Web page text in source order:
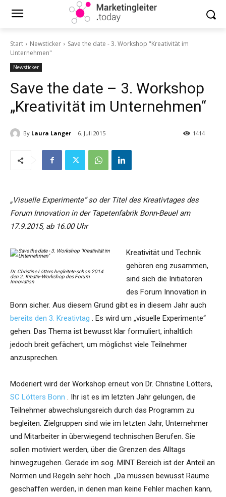
Start Newsticker
Save the date - 3. Workshop "Kreativität im
Unternehmen"
Newsticker
Save the date – 3. Workshop
„Kreativität im Unternehmen“
By Laura Langer 6. Juli 2015 1414
„Visuelle Experimente“ so der Titel des Kreativtages des
Forum Innovation in der Tapetenfabrik Bonn-Beuel am
17.9.2015, ab 16.00 Uhr
Dr. Christine Lötters begleitete schon 2014
den 2. Kreativ-Workshop des Forum
Innovation
Kreativität und Technik
gehören eng zusammen,
sind sich die Initiatoren
des Forum Innovation in
Bonn sicher. Aus diesem Grund gibt es in diesem Jahr auch
bereits den 3. Kreativtag . Es wird um „visuelle Experimente“
gehen. Das Thema ist bewusst klar formuliert, inhaltlich
jedoch breit gefächert, um möglichst viele Teilnehmer
anzusprechen.
Moderiert wird der Workshop erneut von Dr. Christine Lötters,
SC Lötters Bonn . Ihr ist es im letzten Jahr gelungen, die
Teilnehmer abwechslungsreich durch das Programm zu
begleiten. Zielgruppen sind wie im letzten Jahr, Unternehmer
und Mitarbeiter in überwiegend technischen Berufen. Sie
sollen motiviert werden, über die Grenzen des Alltags
hinwegzugehen. Gerade im sog. MINT Bereich ist der Anteil an
Normen und Regeln sehr hoch. „Da müssen bewusst Räume
geschaffen werden, in denen man keine Fehler machen kann,